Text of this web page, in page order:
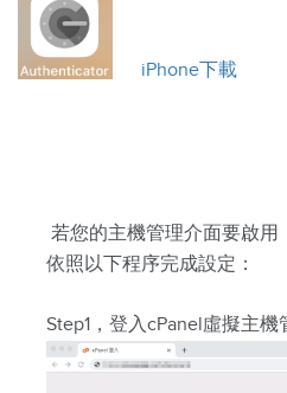
iPhone下載
若您的主機管理介面要啟
依照以下程序完成設定：
Step1，登入cPanel虛擬主機